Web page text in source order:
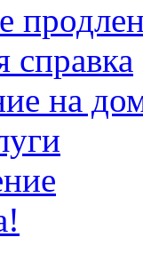
справка
на